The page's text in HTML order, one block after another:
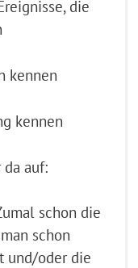
die
kennen
kennen
auf:
schon die
schon
und/oder die